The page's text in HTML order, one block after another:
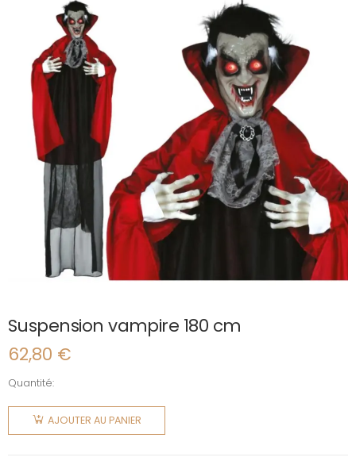
Suspension vampire 180 cm
62,80 €
Quantité:
quantité
Suspension
AJOUTER AU PANIER